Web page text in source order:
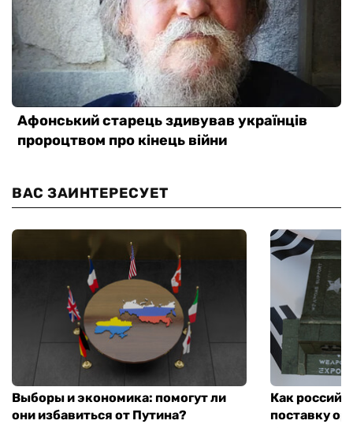
ВАС ЗАИНТЕРЕСУЕТ
Выборы и экономика: помогут ли
они избавиться от Путина?
Как
поставку